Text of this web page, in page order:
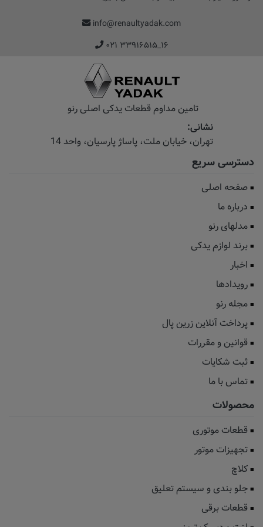
info@renaultyadak.com
۰۲۱ ۳۳۹۱۶۵۱۵_۱۶
تامین مداوم قطعات یدکی اصلی رنو
نشانی:
تهران، خیابان‌ ملت، پاساژ‌ پارسیان، واحد 14
دسترسی سریع
صفحه اصلی
درباره ما
مدلهای رنو
برند لوازم یدکی
اخبار
رویدادها
مجله رنو
پرداخت آنلاین زرین پال
قوانین و مقررات
ثبت شکایات
تماس با ما
محصولات
قطعات موتوری
تجهیزات موتور
کلاچ
جلو بندی و سیستم تعلیق
قطعات برقی